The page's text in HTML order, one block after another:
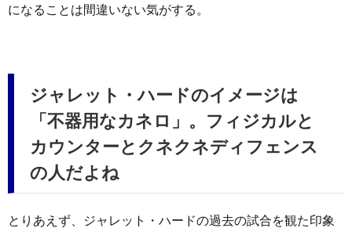
になることは間違いない気がする。
ジャレット・ハードのイメージは
「不器用なカネロ」。フィジカルと
カウンターとクネクネディフェンス
の人だよね
とりあえず、ジャレット・ハードの過去の試合を観た印象